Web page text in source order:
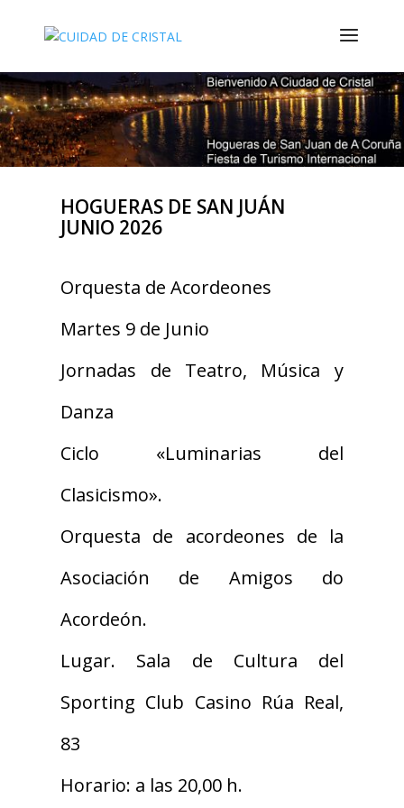
HOGUERAS DE SAN JUÁN
JUNIO 2026
Orquesta de Acordeones
Martes 9 de Junio
Jornadas de Teatro, Música y
Danza
Ciclo «Luminarias del
Clasicismo».
Orquesta de acordeones de la
Asociación de Amigos do
Acordeón.
Lugar. Sala de Cultura del
Sporting Club Casino Rúa Real,
83
Horario: a las 20,00 h.